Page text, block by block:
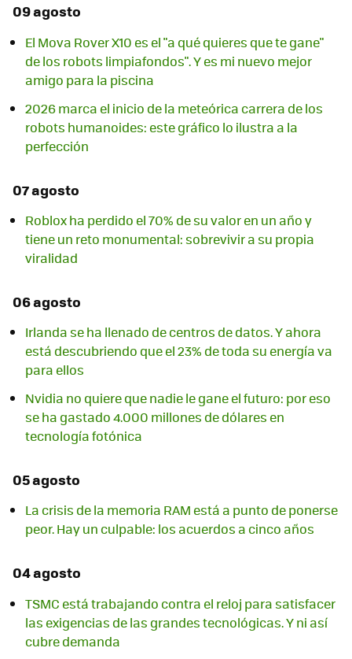
09 agosto
El Mova Rover X10 es el "a qué quieres que te gane"
de los robots limpiafondos". Y es mi nuevo mejor
amigo para la piscina
2026 marca el inicio de la meteórica carrera de los
robots humanoides: este gráfico lo ilustra a la
perfección
07 agosto
Roblox ha perdido el 70% de su valor en un año y
tiene un reto monumental: sobrevivir a su propia
viralidad
06 agosto
Irlanda se ha llenado de centros de datos. Y ahora
está descubriendo que el 23% de toda su energía va
para ellos
Nvidia no quiere que nadie le gane el futuro: por eso
se ha gastado 4.000 millones de dólares en
tecnología fotónica
05 agosto
La crisis de la memoria RAM está a punto de ponerse
peor. Hay un culpable: los acuerdos a cinco años
04 agosto
TSMC está trabajando contra el reloj para satisfacer
las exigencias de las grandes tecnológicas. Y ni así
cubre demanda